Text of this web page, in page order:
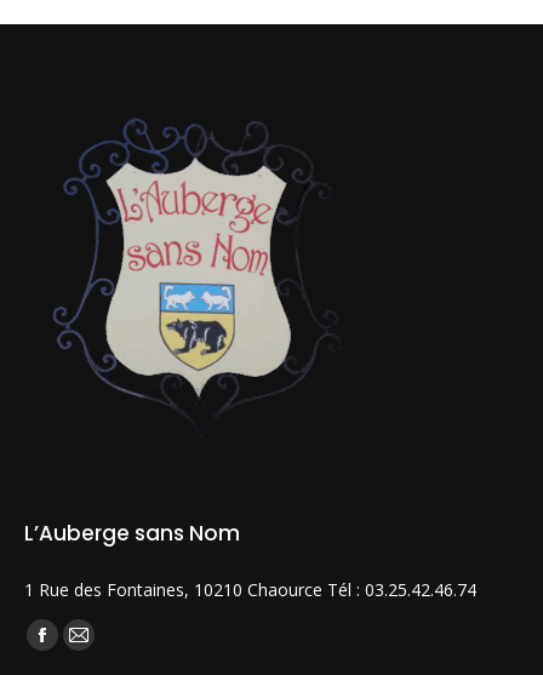
L’Auberge sans Nom
1 Rue des Fontaines, 10210 Chaource Tél : 03.25.42.46.74
Trouvez nous sur :
La
La